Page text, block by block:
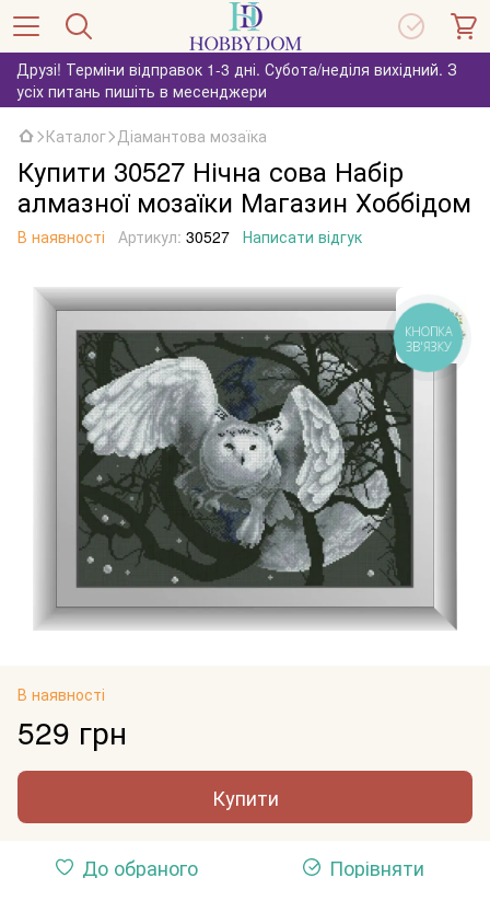
Друзі! Терміни відправок 1-3 дні. Субота/неділя вихідний. З
усіх питань пишіть в месенджери
Каталог Діамантова мозаїка
Купити 30527 Нічна сова Набір
алмазної мозаїки Магазин Хоббідом
В наявності Артикул: 30527 Написати відгук
В наявності
529 грн
Купити
До обраного Порівняти
КНОПКА
ЗВ'ЯЗКУ